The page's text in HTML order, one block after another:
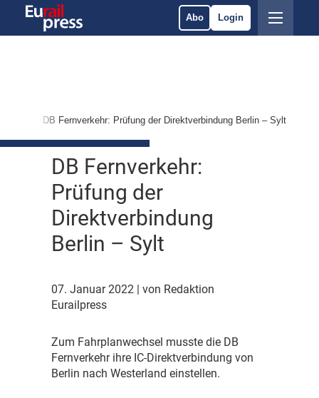
Abo Login
DB Fernverkehr: Prüfung der Direktverbindung Berlin – Sylt
DB Fernverkehr:
Prüfung der
Direktverbindung
Berlin – Sylt
07. Januar 2022
| von Redaktion
Eurailpress
Zum Fahrplanwechsel musste die DB
Fernverkehr ihre IC-Direktverbindung von
Berlin nach Westerland einstellen.